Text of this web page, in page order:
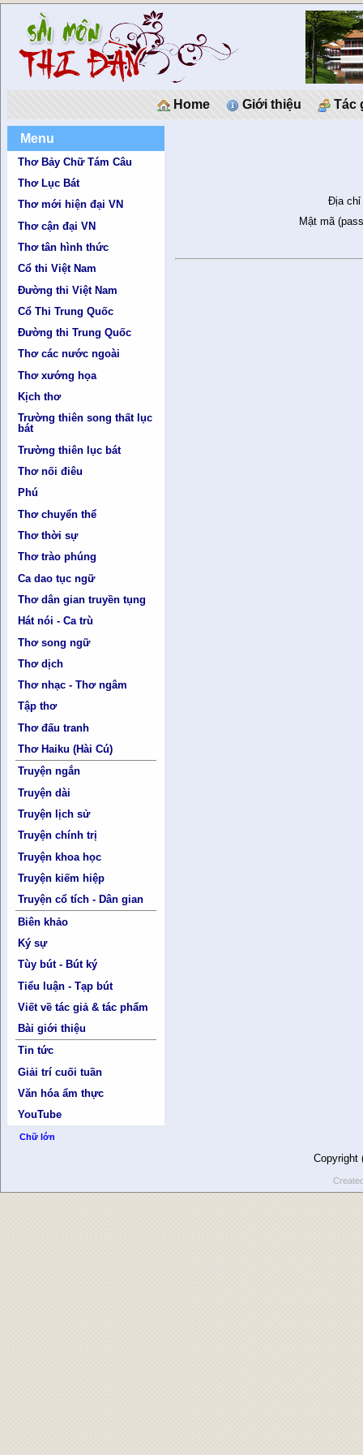
Home Giới thiệu Tác
Menu
Thơ Bảy Chữ Tám Câu
Thơ Lục Bát
Thơ mới hiện đại VN
Thơ cận đại VN
Thơ tân hình thức
Cổ thi Việt Nam
Đường thi Việt Nam
Cổ Thi Trung Quốc
Đường thi Trung Quốc
Thơ các nước ngoài
Thơ xướng họa
Kịch thơ
Trường thiên song thất lục
bát
Trường thiên lục bát
Thơ nối điêu
Phú
Thơ chuyển thể
Thơ thời sự
Thơ trào phúng
Ca dao tục ngữ
Thơ dân gian truyền tụng
Hát nói - Ca trù
Thơ song ngữ
Thơ dịch
Thơ nhạc - Thơ ngâm
Tập thơ
Thơ đấu tranh
Thơ Haiku (Hài Cú)
Truyện ngắn
Truyện dài
Truyện lịch sử
Truyện chính trị
Truyện khoa học
Truyện kiếm hiệp
Truyện cổ tích - Dân gian
Biên khảo
Ký sự
Tùy bút - Bút ký
Tiểu luận - Tạp bút
Viết về tác giả & tác phẩm
Bài giới thiệu
Tin tức
Giải trí cuối tuần
Văn hóa ẩm thực
YouTube
Chữ lớn
Địa chỉ
Mật mã
Copyright